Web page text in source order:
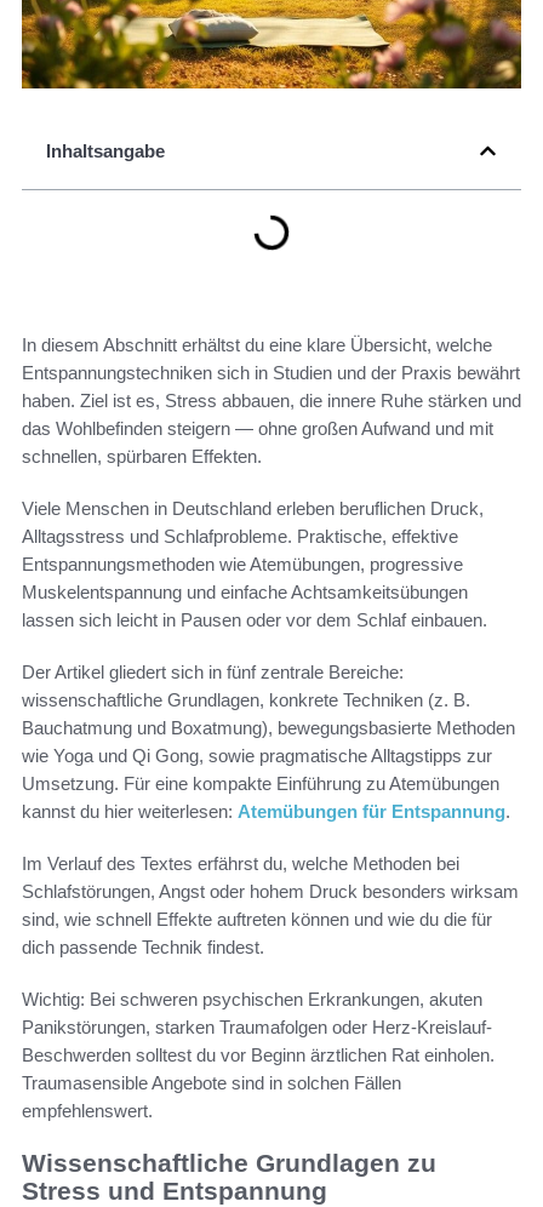
Inhaltsangabe
In diesem Abschnitt erhältst du eine klare Übersicht, welche
Entspannungstechniken sich in Studien und der Praxis bewährt
haben. Ziel ist es, Stress abbauen, die innere Ruhe stärken und
das Wohlbefinden steigern — ohne großen Aufwand und mit
schnellen, spürbaren Effekten.
Viele Menschen in Deutschland erleben beruflichen Druck,
Alltagsstress und Schlafprobleme. Praktische, effektive
Entspannungsmethoden wie Atemübungen, progressive
Muskelentspannung und einfache Achtsamkeitsübungen
lassen sich leicht in Pausen oder vor dem Schlaf einbauen.
Der Artikel gliedert sich in fünf zentrale Bereiche:
wissenschaftliche Grundlagen, konkrete Techniken (z. B.
Bauchatmung und Boxatmung), bewegungsbasierte Methoden
wie Yoga und Qi Gong, sowie pragmatische Alltagstipps zur
Umsetzung. Für eine kompakte Einführung zu Atemübungen
kannst du hier weiterlesen: Atemübungen für Entspannung.
Im Verlauf des Textes erfährst du, welche Methoden bei
Schlafstörungen, Angst oder hohem Druck besonders wirksam
sind, wie schnell Effekte auftreten können und wie du die für
dich passende Technik findest.
Wichtig: Bei schweren psychischen Erkrankungen, akuten
Panikstörungen, starken Traumafolgen oder Herz-Kreislauf-
Beschwerden solltest du vor Beginn ärztlichen Rat einholen.
Traumasensible Angebote sind in solchen Fällen
empfehlenswert.
Wissenschaftliche Grundlagen zu
Stress und Entspannung